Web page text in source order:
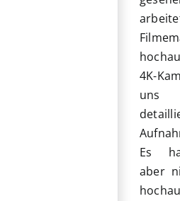
4K-
Es
aber